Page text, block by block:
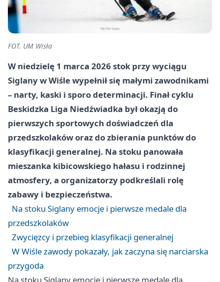
FOT. UM Wisła
W niedzielę 1 marca 2026 stok przy wyciągu
SiglanywWiślewypełnił się małymi zawodnikami
– narty, kaski i sporo determinacji. Finał cyklu
Beskidzka Liga Niedźwiadka był okazją do
pierwszych sportowych doświadczeń dla
przedszkolaków oraz do zbierania punktów do
klasyfikacji generalnej. Na stoku panowała
mieszanka kibicowskiego hałasu i rodzinnej
atmosfery, a organizatorzy podkreślali rolę
zabawy i bezpieczeństwa.
Na stoku Siglany emocje i pierwsze medale dla
przedszkolaków
Zwycięzcy i przebieg klasyfikacji generalnej
W Wiśle zawody pokazały, jak zaczyna się narciarska
przygoda